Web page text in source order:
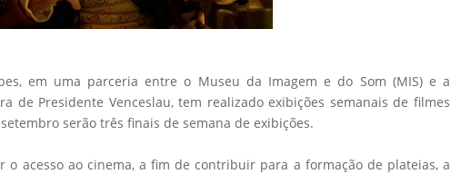
em uma parceria entre o Museu da Imagem e do Som (MIS) e a
de Presidente Venceslau, tem realizado exibições semanais de filmes
serão três finais de semana de exibições.
o acesso ao cinema, a fim de contribuir para a formação de plateias, a